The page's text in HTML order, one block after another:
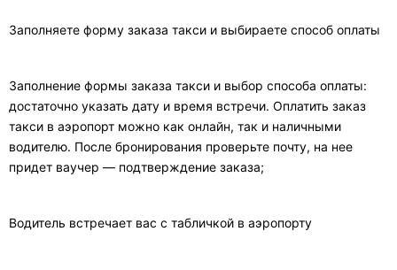
Заполняете форму заказа такси и выбираете способ оплаты
Заполнение формы заказа такси и выбор способа оплаты:
достаточно указать дату и время встречи. Оплатить заказ
такси в аэропорт можно как онлайн, так и наличными
водителю. После бронирования проверьте почту, на нее
придет ваучер — подтверждение заказа;
Водитель встречает вас с табличкой в аэропорту